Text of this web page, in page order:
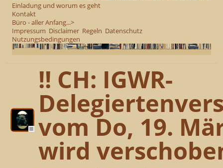
Einladung und worum es geht
Kontakt
Büro - aller Anfang...>
Impressum Disclaimer Regeln Datenschutz
Nutzungsbedingungen
!! CH: IGWR-
vom Do, 19.
wird